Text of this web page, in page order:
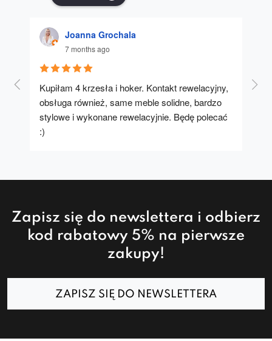
Joanna Grochala
7 months ago
Kupiłam 4 krzesła i hoker. Kontakt rewelacyjny,
obsługa również, same meble solidne, bardzo
stylowe i wykonane rewelacyjnie. Będę polecać
:)
A
Zapisz się do newslettera i odbierz
kod rabatowy 5% na pierwsze
zakupy!
ZAPISZ SIĘ DO NEWSLETTERA